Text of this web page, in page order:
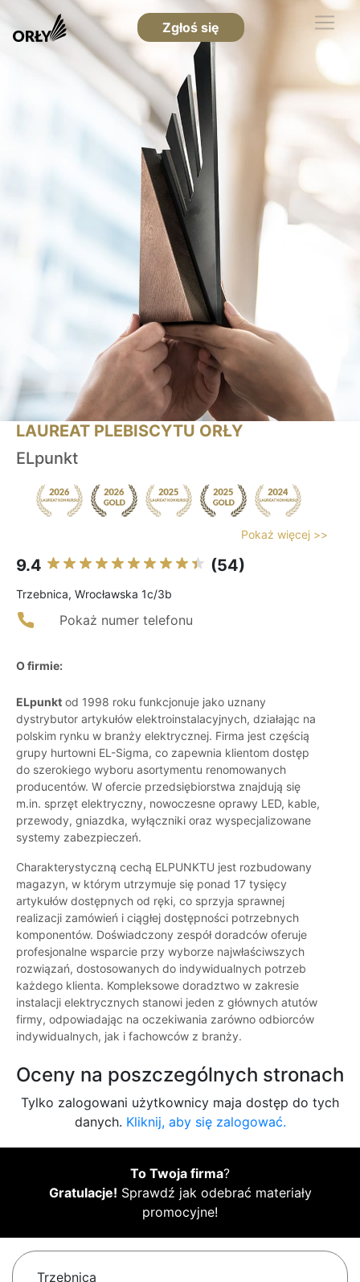
Zgłoś się
LAUREAT PLEBISCYTU ORŁY
ELpunkt
Pokaż więcej >>
9.4 (54)
Trzebnica, Wrocławska 1c/3b
Pokaż numer telefonu
O firmie:
ELpunkt od 1998 roku funkcjonuje jako uznany
dystrybutor artykułów elektroinstalacyjnych, działając na
polskim rynku w branży elektrycznej. Firma jest częścią
grupy hurtowni EL-Sigma, co zapewnia klientom dostęp
do szerokiego wyboru asortymentu renomowanych
producentów. W ofercie przedsiębiorstwa znajdują się
m.in. sprzęt elektryczny, nowoczesne oprawy LED, kable,
przewody, gniazdka, wyłączniki oraz wyspecjalizowane
systemy zabezpieczeń.
Charakterystyczną cechą ELPUNKTU jest rozbudowany
magazyn, w którym utrzymuje się ponad 17 tysięcy
artykułów dostępnych od ręki, co sprzyja sprawnej
realizacji zamówień i ciągłej dostępności potrzebnych
komponentów. Doświadczony zespół doradców oferuje
profesjonalne wsparcie przy wyborze najwłaściwszych
rozwiązań, dostosowanych do indywidualnych potrzeb
każdego klienta. Kompleksowe doradztwo w zakresie
instalacji elektrycznych stanowi jeden z głównych atutów
firmy, odpowiadając na oczekiwania zarówno odbiorców
indywidualnych, jak i fachowców z branży.
Oceny na poszczególnych stronach
Tylko zalogowani użytkownicy maja dostęp do tych
danych. Kliknij, aby się zalogować.
To Twoja firma?
Gratulacje! Sprawdź jak odebrać materiały
promocyjne!
Trzebnica